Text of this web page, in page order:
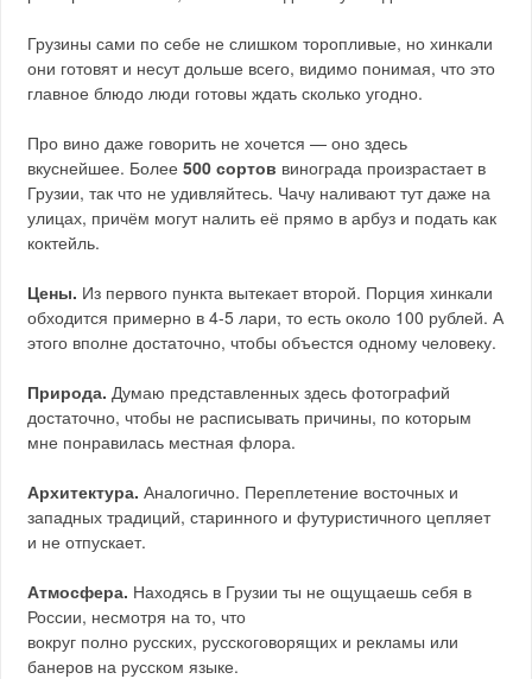
Грузины сами по себе не слишком торопливые, но хинкали
они готовят и несут дольше всего, видимо понимая, что это
главное блюдо люди готовы ждать сколько угодно.
Про вино даже говорить не хочется — оно здесь
вкуснейшее. Более500 сортов винограда произрастает в
Грузии, так что не удивляйтесь. Чачу наливают тут даже на
улицах, причём могут налить её прямо в арбуз и подать как
коктейль.
Цены. Из первого пункта вытекает второй. Порция хинкали
обходится примерно в 4-5 лари, то есть около 100 рублей. А
этого вполне достаточно, чтобы объестся одному человеку.
Природа. Думаю представленных здесь фотографий
достаточно, чтобы не расписывать причины, по которым
мне понравилась местная флора.
Архитектура. Аналогично. Переплетение восточных и
западных традиций, старинного и футуристичного цепляет
и не отпускает.
Атмосфера. Находясь в Грузии ты не ощущаешь себя в
России, несмотря на то, что
вокруг полно русских, русскоговорящих и рекламы или
банеров на русском языке.